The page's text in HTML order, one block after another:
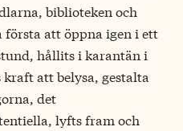
biblioteken och
första att öppna igen i ett
hållits i karantän i
att belysa, gestalta
det
lyfts fram och